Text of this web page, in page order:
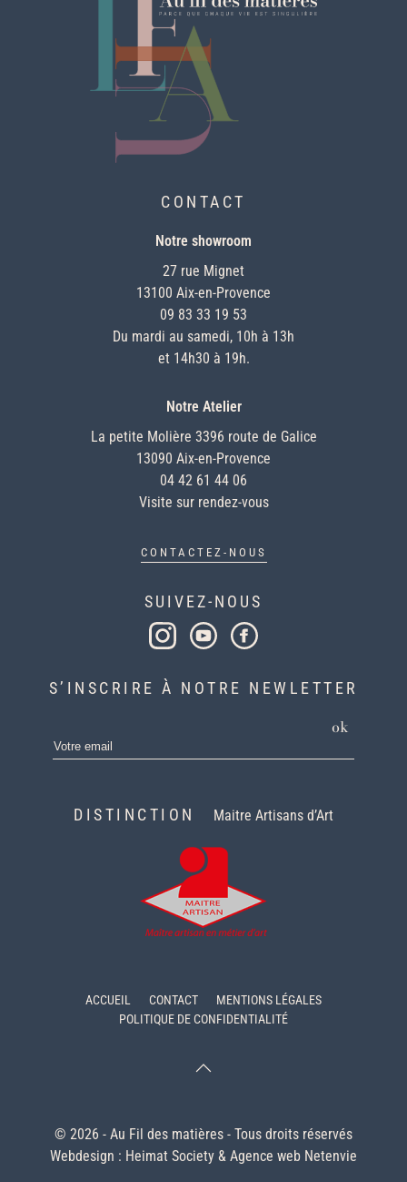
CONTACT
Notre showroom
27 rue Mignet
13100 Aix-en-Provence
09 83 33 19 53
Du mardi au samedi, 10h à 13h
et 14h30 à 19h.
Notre Atelier
La petite Molière 3396 route de Galice
13090 Aix-en-Provence
04 42 61 44 06
Visite sur rendez-vous
CONTACTEZ-NOUS
SUIVEZ-NOUS
S’INSCRIRE À NOTRE NEWLETTER
ok
DISTINCTION Maitre Artisans d’Art
ACCUEIL CONTACT
MENTIONS LÉGALES
POLITIQUE DE CONFIDENTIALITÉ
© 2026 - Au Fil des matières - Tous droits réservés
Webdesign : Heimat Society & Agence web Netenvie